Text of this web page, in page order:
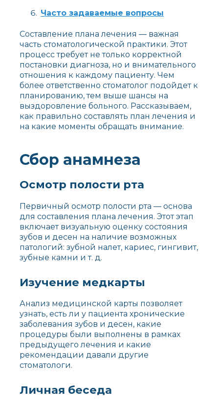
Часто задаваемые вопросы
Составление плана лечения — важная
часть стоматологической практики. Этот
процесс требует не только корректной
постановки диагноза, но и внимательного
отношения к каждому пациенту. Чем
более ответственно стоматолог подойдет к
планированию, тем выше шансы на
выздоровление больного. Рассказываем,
как правильно составлять план лечения и
на какие моменты обращать внимание.
Сбор анамнеза
Осмотр полости рта
Первичный осмотр полости рта — основа
для составления плана лечения. Этот этап
включает визуальную оценку состояния
зубов и десен на наличие возможных
патологий: зубной налет, кариес, гингивит,
зубные камни и т. д.
Изучение медкарты
Анализ медицинской карты позволяет
узнать, есть ли у пациента хронические
заболевания зубов и десен, какие
процедуры были выполнены в рамках
предыдущего лечения и какие
рекомендации давали другие
стоматологи.
Личная беседа